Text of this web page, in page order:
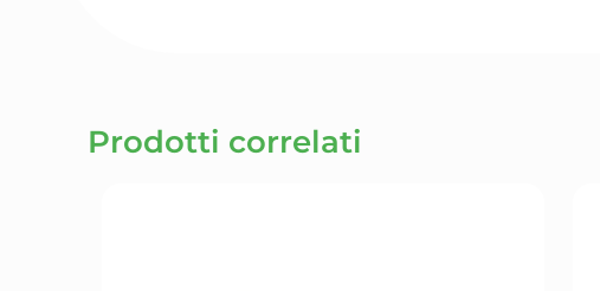
Prodotti correlati